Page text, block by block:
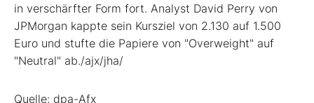
in verschärfter Form fort. Analyst David Perry von
JPMorgan kappte sein Kursziel von 2.130 auf 1.500
Euro und stufte die Papiere von "Overweight" auf
"Neutral" ab./ajx/jha/
Quelle: dpa-Afx